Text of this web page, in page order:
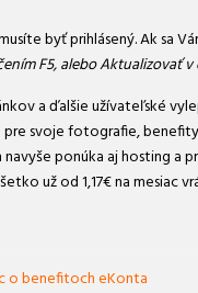
byť prihlásený. Ak sa
F5, alebo Aktualizovať
a ďalšie užívateľské
svoje fotografie,
ponúka aj hosting a
už od 1,17€ na mesiac
o benefitoch eKonta